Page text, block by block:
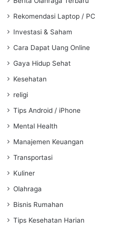
Rekomendasi Laptop / PC
Investasi & Saham
Cara Dapat Uang Online
Gaya Hidup Sehat
Kesehatan
religi
Tips Android / iPhone
Mental Health
Manajemen Keuangan
Transportasi
Kuliner
Olahraga
Bisnis Rumahan
Tips Kesehatan Harian